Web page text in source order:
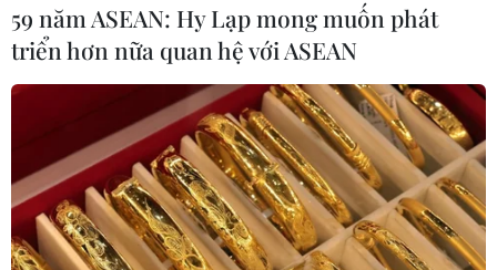
59 năm ASEAN: Hy Lạp mong muốn phát
triển hơn nữa quan hệ với ASEAN